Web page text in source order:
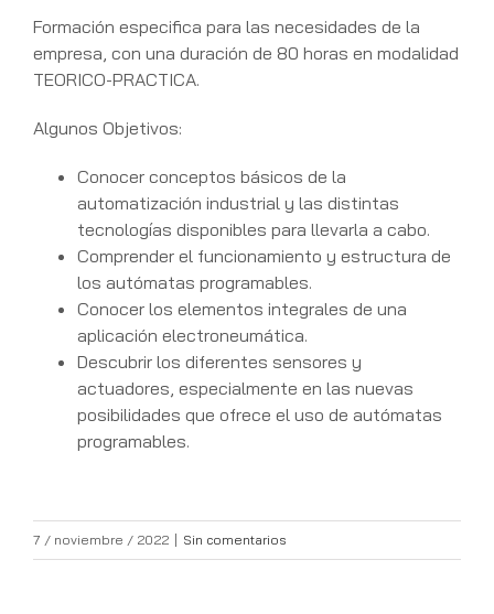
Formación especifica para las necesidades de la
empresa, con una duración de 80 horas en modalidad
TEORICO-PRACTICA.
Algunos Objetivos:
Conocer conceptos básicos de la
automatización industrial y las distintas
tecnologías disponibles para llevarla a cabo.
Comprender el funcionamiento y estructura de
los autómatas programables.
Conocer los elementos integrales de una
aplicación electroneumática.
Descubrir los diferentes sensores y
actuadores, especialmente en las nuevas
posibilidades que ofrece el uso de autómatas
programables.
7 / noviembre / 2022 Sin comentarios